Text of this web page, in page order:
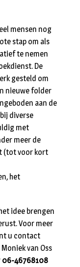
mensen nog
stap om als
te nemen
De
gesteld om
nieuwe folder
aan de
diverse
met
meer de
(tot voor kort
het
idee brengen
Voor meer
u contact
van Oss
06-46768108